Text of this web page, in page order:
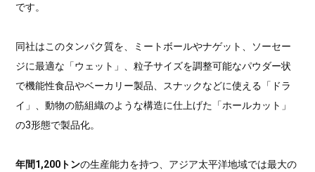
です。
同社はこのタンパク質を、ミートボールやナゲット、ソーセー
ジに最適な「ウェット」、粒子サイズを調整可能なパウダー状
で機能性食品やベーカリー製品、スナックなどに使える「ドラ
イ」、動物の筋組織のような構造に仕上げた「ホールカット」
の3形態で製品化。
年間1,200トンの生産能力を持つ、アジア太平洋地域では最大の